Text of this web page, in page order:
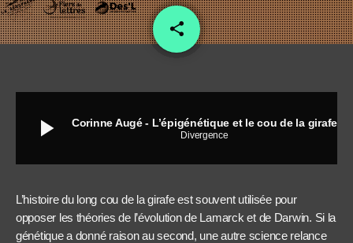
share
email
play_arrow Corinne Augé - L’épigénétique et le cou de la girafe
Divergence
L’histoire du long cou de la girafe est souvent utilisée pour
opposer les théories de l’évolution de Lamarck et de Darwin. Si la
génétique a donné raison au second, une autre science relance